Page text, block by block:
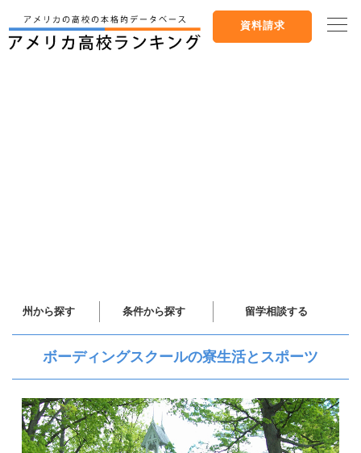
資料請求
州から探す 条件から探す 留学相談する
ボーディングスクールの寮生活とスポーツ